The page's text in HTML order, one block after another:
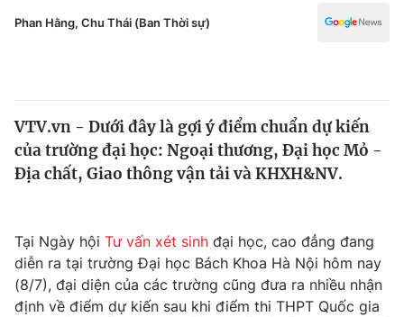
Pháp luật
Thế giới
Tin tức
Câu chuyện quốc tế
Kinh tế
Thị trường
Góc doanh nghiệp
Dữ liệu và đời sống
Truyền hình
Công nghệ
Phan Hằng, Chu Thái (Ban Thời sự)
VTV.vn - Dưới đây là gợi ý điểm chuẩn dự kiến
của trường đại học: Ngoại thương, Đại học Mỏ -
Địa chất, Giao thông vận tải và KHXH&NV.
Tại Ngày hội Tư vấn xét sinh đại học, cao đẳng đang
diễn ra tại trường Đại học Bách Khoa Hà Nội hôm nay
(8/7), đại diện của các trường cũng đưa ra nhiều nhận
định về điểm dự kiến sau khi điểm thi THPT Quốc gia